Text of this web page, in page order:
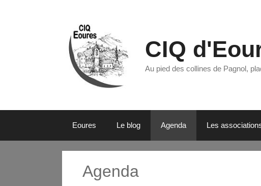
CIQ
Au pied des collines de Pagnol,
Eoures Le blog Agenda Les
Agenda